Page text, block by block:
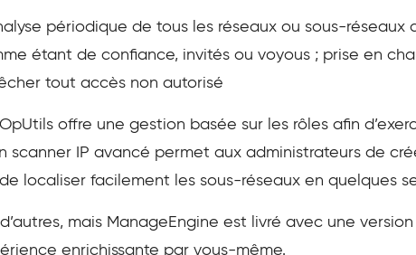
périodique de tous les réseaux ou sous-réseaux
étant de confiance, invités ou voyous ; prise en
tout accès non autorisé
offre une gestion basée sur les rôles afin
scanner IP avancé permet aux administrateurs de
localiser facilement les sous-réseaux en quelques
mais ManageEngine est livré avec une version
enrichissante par vous-même.